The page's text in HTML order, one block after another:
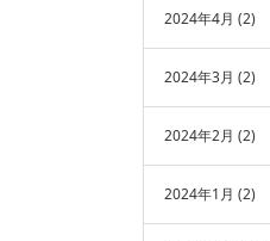
2024年4月 (2)
2024年3月 (2)
2024年2月 (2)
2024年1月 (2)